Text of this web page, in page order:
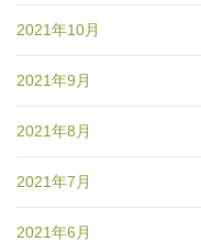
2021年10月
2021年9月
2021年8月
2021年7月
2021年6月